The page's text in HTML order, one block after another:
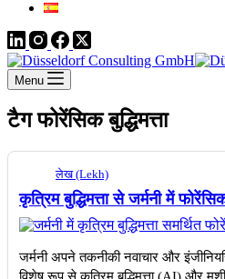
Menu
टैगफोरेंसिक बुद्धिमत्ता
लेख (Lekh)
कृत्रिम बुद्धिमत्ता से जर्मनी में
जर्मनी अपने तकनीकी नवाचार और
विशेष रूप से कृत्रिम बुद्धिमत्ता (AI) और